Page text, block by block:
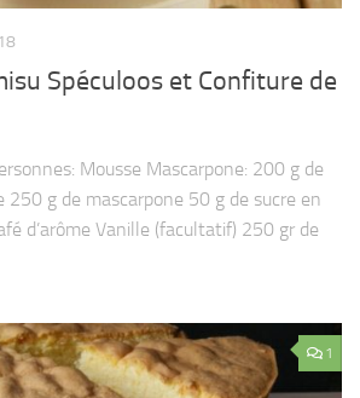
Spéculoos et Confiture de
Mousse Mascarpone: 200 g de
250 g de mascarpone 50 g de sucre en
d’arôme Vanille (facultatif) 250 gr de
1